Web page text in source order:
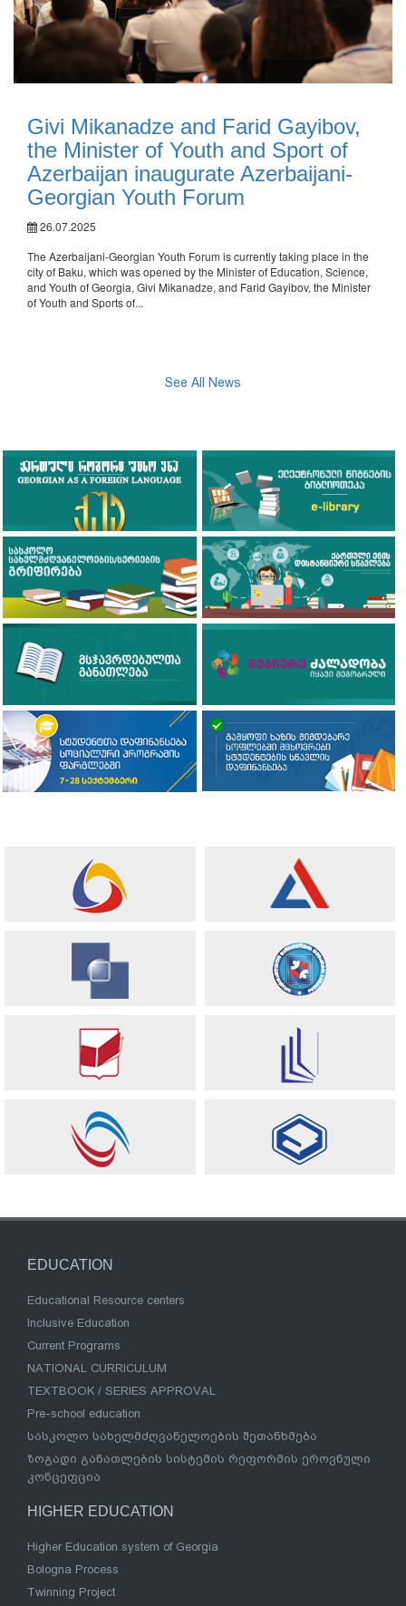
Givi Mikanadze and Farid Gayibov,
the Minister of Youth and Sport of
Azerbaijan inaugurate Azerbaijani-
Georgian Youth Forum
26.07.2025
The Azerbaijani-Georgian Youth Forum is currently taking place in the
city of Baku, which was opened by the Minister of Education, Science,
and Youth of Georgia, Givi Mikanadze, and Farid Gayibov, the Minister
of Youth and Sports of...
See All News
EDUCATION
Educational Resource centers
Inclusive Education
Current Programs
NATIONAL CURRICULUM
TEXTBOOK / SERIES APPROVAL
Pre-school education
სასკოლო სახელმძღვანელოების შეთანხმება
ზოგადი განათლების სისტემის რეფორმის ეროვნული
კონცეფცია
HIGHER EDUCATION
Higher Education system of Georgia
Bologna Process
Twinning Project